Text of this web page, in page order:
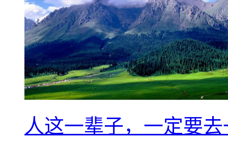
人这一辈子，一定要